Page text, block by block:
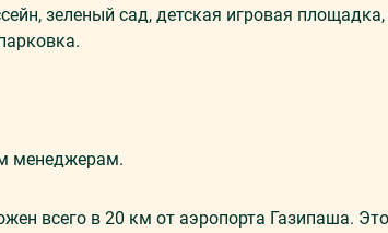
зеленый сад, детская игровая площадка,
менеджерам.
всего в 20 км от аэропорта Газипаша.